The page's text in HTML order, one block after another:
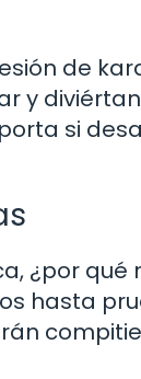
de
y
si
¿por qué
hasta